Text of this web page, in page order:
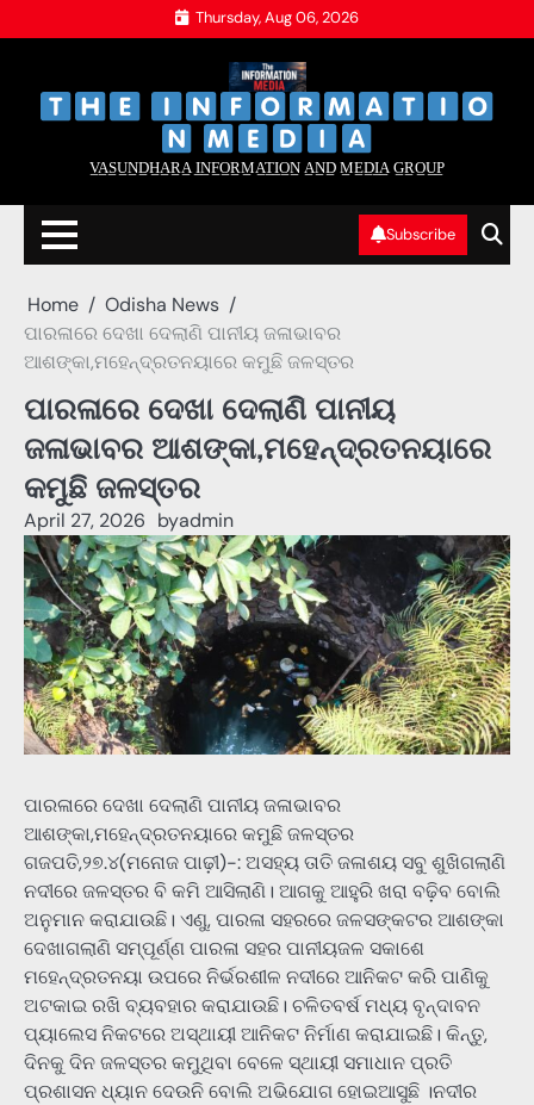
to
Thursday, Aug 06, 2026
V̲A̲S̲U̲N̲D̲H̲A̲R̲A̲ I̲N̲F̲O̲R̲M̲A̲T̲I̲O̲N̲ A̲N̲D̲ M̲E̲D̲I̲A̲ G̲R̲O̲U̲P̲
Subscribe
Home
Odisha News
ପାରଳାରେ ଦେଖା ଦେଲାଣି ପାନୀୟ ଜଳାଭାବର
ଆଶଙ୍କା,ମହେନ୍ଦ୍ରତନୟାରେ କମୁଛି ଜଳସ୍ତର
ପାରଳାରେ ଦେଖା ଦେଲାଣି ପାନୀୟ
ଜଳାଭାବର ଆଶଙ୍କା,ମହେନ୍ଦ୍ରତନୟାରେ
କମୁଛି ଜଳସ୍ତର
April 27, 2026 byadmin
ପାରଳାରେ ଦେଖା ଦେଲାଣି ପାନୀୟ ଜଳାଭାବର
ଆଶଙ୍କା,ମହେନ୍ଦ୍ରତନୟାରେ କମୁଛି ଜଳସ୍ତର
ଗଜପତି,୨୭.୪(ମନୋଜ ପାଢ଼ୀ)-: ଅସହ୍ୟ ତାତି ଜଳାଶୟ ସବୁ ଶୁଖିଗଲାଣି
ନଦୀରେ ଜଳସ୍ତର ବି କମି ଆସିଲାଣି। ଆଗକୁ ଆହୁରି ଖରା ବଢ଼ିବ ବୋଲି
ଅନୁମାନ କରାଯାଉଛି। ଏଣୁ, ପାରଳା ସହରରେ ଜଳସଙ୍କଟର ଆଶଙ୍କା
ଦେଖାଗଲାଣି ସମ୍ପୂର୍ଣ୍ଣ ପାରଳା ସହର ପାନୀୟଜଳ ସକାଶେ
ମହେନ୍ଦ୍ରତନୟା ଉପରେ ନିର୍ଭରଶୀଳ ନଦୀରେ ଆନିକଟ କରି ପାଣିକୁ
ଅଟକାଇ ରଖି ବ୍ୟବହାର କରାଯାଉଛି। ଚଳିତବର୍ଷ ମଧ୍ୟ ବୃନ୍ଦାବନ
ପ୍ୟାଲେସ ନିକଟରେ ଅସ୍ଥାୟୀ ଆନିକଟ ନିର୍ମାଣ କରାଯାଇଛି। କିନ୍ତୁ,
ଦିନକୁ ଦିନ ଜଳସ୍ତର କମୁଥିବା ବେଳେ ସ୍ଥାୟୀ ସମାଧାନ ପ୍ରତି
ପ୍ରଶାସନ ଧ୍ୟାନ ଦେଉନି ବୋଲି ଅଭିଯୋଗ ହୋଇଆସୁଛି ।ନଦୀର